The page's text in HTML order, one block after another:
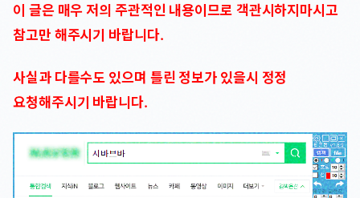
이 글은 매우 저의 주관적인 내용이므로 객관시하지마시고
참고만 해주시기 바랍니다.
사실과 다를수도 있으며 틀린 정보가 있을시 정정
요청해주시기 바랍니다.